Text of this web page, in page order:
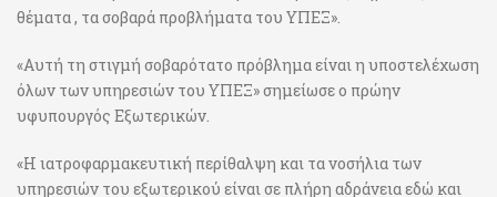
θέματα , τα σοβαρά προβλήματα του ΥΠΕΞ».
«Αυτή τη στιγμή σοβαρότατο πρόβλημα είναι η υποστελέχωση
όλων των υπηρεσιών του ΥΠΕΞ» σημείωσε ο πρώην
υφυπουργός Εξωτερικών.
«Η ιατροφαρμακευτική περίθαλψη και τα νοσήλια των
υπηρεσιών του εξωτερικού είναι σε πλήρη αδράνεια εδώ και